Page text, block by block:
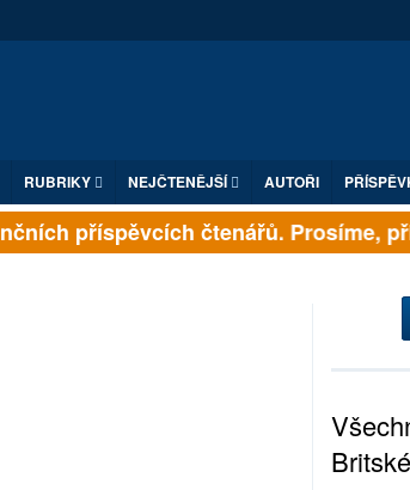
RUBRIKY NEJČTENĚJŠÍ AUTOŘI
příspěvcích čtenářů. Prosíme,